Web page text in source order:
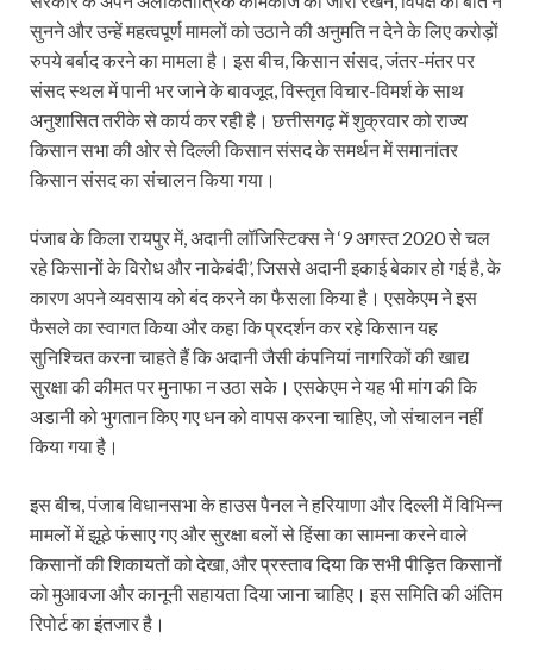
सुनने और उन्हें महत्वपूर्ण मामलों को उठाने की अनुमति न देने के लिए करोड़ों
रुपये बर्बाद करने का मामला है। इस बीच, किसान संसद, जंतर-मंतर पर
संसद स्थल में पानी भर जाने के बावजूद, विस्तृत विचार-विमर्श के साथ
अनुशासित तरीके से कार्य कर रही है। छत्तीसगढ़ में शुक्रवार को राज्य
किसान सभा की ओर से दिल्ली किसान संसद के समर्थन में समानांतर
किसान संसद का संचालन किया गया।
पंजाब के किला रायपुर में, अदानी लॉजिस्टिक्स ने ‘9 अगस्त 2020 से चल
रहे किसानों के विरोध और नाकेबंदी’, जिससे अदानी इकाई बेकार हो गई है, के
कारण अपने व्यवसाय को बंद करने का फैसला किया है। एसकेएम ने इस
फैसले का स्वागत किया और कहा कि प्रदर्शन कर रहे किसान यह
सुनिश्चित करना चाहते हैं कि अदानी जैसी कंपनियां नागरिकों की खाद्य
सुरक्षा की कीमत पर मुनाफा न उठा सके। एसकेएम ने यह भी मांग की कि
अडानी को भुगतान किए गए धन को वापस करना चाहिए, जो संचालन नहीं
किया गया है।
इस बीच, पंजाब विधानसभा के हाउस पैनल ने हरियाणा और दिल्ली में विभिन्न
मामलों में झूठे फंसाए गए और सुरक्षा बलों से हिंसा का सामना करने वाले
किसानों की शिकायतों को देखा, और प्रस्ताव दिया कि सभी पीड़ित किसानों
को मुआवजा और कानूनी सहायता दिया जाना चाहिए। इस समिति की अंतिम
रिपोर्ट का इंतजार है।